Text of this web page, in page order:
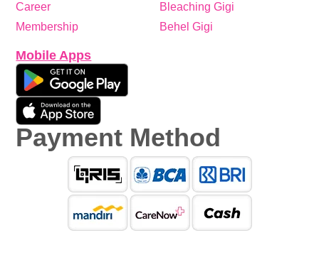
Bleaching Gigi
Behel Gigi
Career
Membership
Mobile Apps
Payment Method